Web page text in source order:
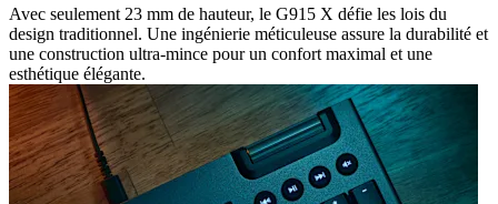
Avec seulement 23 mm de hauteur, le G915 X défie les lois du
design traditionnel. Une ingénierie méticuleuse assure la durabilité et
une construction ultra-mince pour un confort maximal et une
esthétique élégante.